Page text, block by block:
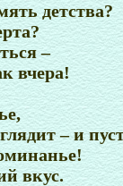
детства?
–
вчера!
– и
вкус.